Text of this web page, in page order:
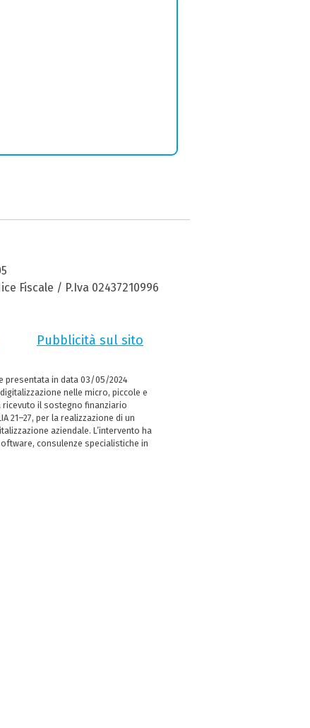
Fiscale / P.Iva 02437210996
Pubblicità sul sito
presentata in data 03/05/2024
nelle micro, piccole e
ricevuto il sostegno finanziario
21–27, per la realizzazione di un
aziendale. L’intervento ha
consulenze specialistiche in